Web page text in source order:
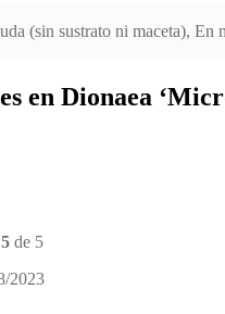
(sin sustrato ni maceta), En
en Dionaea
5 de 5
2023